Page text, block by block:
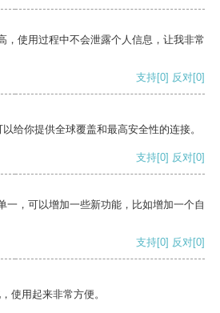
，使用过程中不会泄露个人信息，让我非常
支持[0] 反对[0]
给你提供全球覆盖和最高安全性的连接。
支持[0] 反对[0]
一，可以增加一些新功能，比如增加一个自
支持[0] 反对[0]
使用起来非常方便。